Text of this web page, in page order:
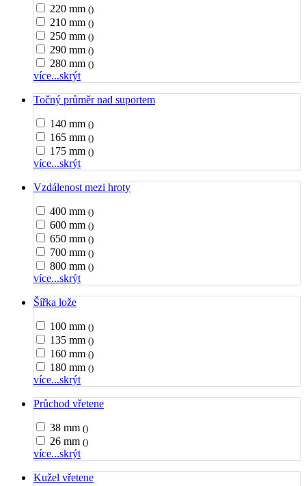
220 mm ()
210 mm ()
250 mm ()
290 mm ()
280 mm ()
více...skrýt
Točný průměr nad suportem
140 mm ()
165 mm ()
175 mm ()
více...skrýt
Vzdálenost mezi hroty
400 mm ()
600 mm ()
650 mm ()
700 mm ()
800 mm ()
více...skrýt
Šířka lože
100 mm ()
135 mm ()
160 mm ()
180 mm ()
více...skrýt
Průchod vřetene
38 mm ()
26 mm ()
více...skrýt
Kužel vřetene